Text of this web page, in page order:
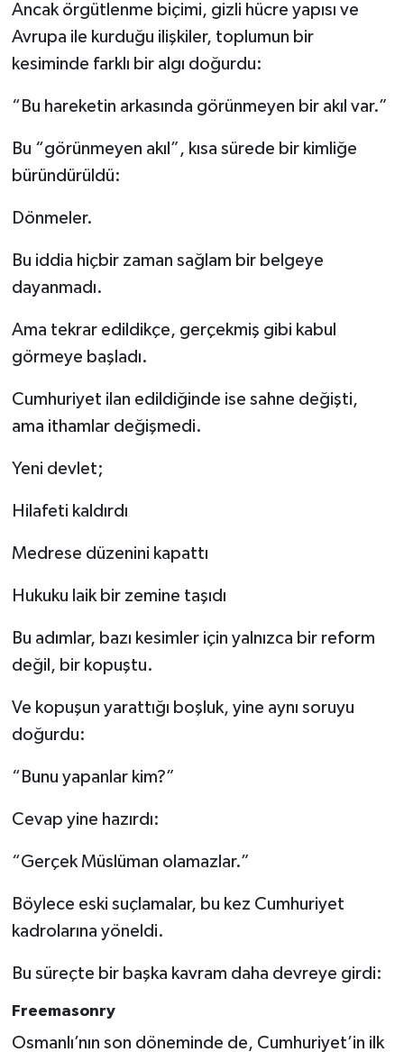
Ancak örgütlenme biçimi, gizli hücre yapısı ve
Avrupa ile kurduğu ilişkiler, toplumun bir
kesiminde farklı bir algı doğurdu:
“Bu hareketin arkasında görünmeyen bir akıl var.”
Bu “görünmeyen akıl”, kısa sürede bir kimliğe
büründürüldü:
Dönmeler.
Bu iddia hiçbir zaman sağlam bir belgeye
dayanmadı.
Ama tekrar edildikçe, gerçekmiş gibi kabul
görmeye başladı.
Cumhuriyet ilan edildiğinde ise sahne değişti,
ama ithamlar değişmedi.
Yeni devlet;
Hilafeti kaldırdı
Medrese düzenini kapattı
Hukuku laik bir zemine taşıdı
Bu adımlar, bazı kesimler için yalnızca bir reform
değil, bir kopuştu.
Ve kopuşun yarattığı boşluk, yine aynı soruyu
doğurdu:
“Bunu yapanlar kim?”
Cevap yine hazırdı:
“Gerçek Müslüman olamazlar.”
Böylece eski suçlamalar, bu kez Cumhuriyet
kadrolarına yöneldi.
Bu süreçte bir başka kavram daha devreye girdi:
Freemasonry
Osmanlı’nın son döneminde de, Cumhuriyet’in ilk